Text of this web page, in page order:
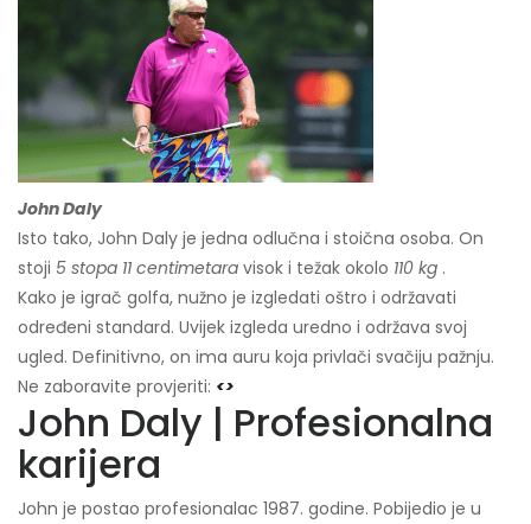
John Daly
Isto tako, John Daly je jedna odlučna i stoična osoba. On
stoji 5 stopa 11 centimetara visok i težak okolo 110 kg .
Kako je igrač golfa, nužno je izgledati oštro i održavati
određeni standard. Uvijek izgleda uredno i održava svoj
ugled. Definitivno, on ima auru koja privlači svačiju pažnju.
Ne zaboravite provjeriti: <>
John Daly | Profesionalna
karijera
John je postao profesionalac 1987. godine. Pobijedio je u